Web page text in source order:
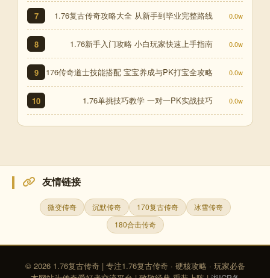
7 1.76复古传奇攻略大全 从新手到毕业完整路线 0.0w
8 1.76新手入门攻略 小白玩家快速上手指南 0.0w
9 176传奇道士技能搭配 宝宝养成与PK打宝全攻略 0.0w
10 1.76单挑技巧教学 一对一PK实战技巧 0.0w
友情链接
微变传奇 沉默传奇 170复古传奇
冰雪传奇
180合击传奇
© 2026 1.76复古传奇 | 专注1.76复古传奇 · 硬核攻略 · 玩家必备